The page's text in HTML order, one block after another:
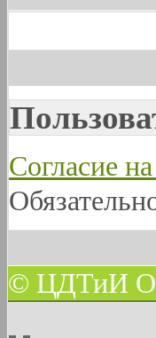
Согласие
© ЦДТиИ